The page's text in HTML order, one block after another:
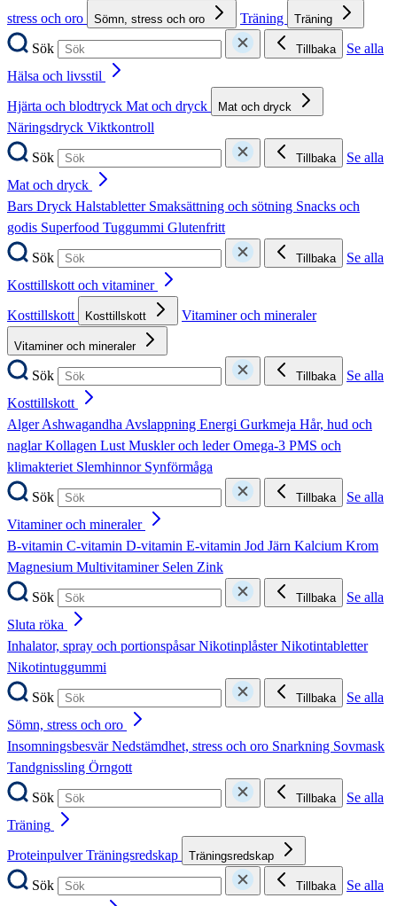
stress och oro
Sömn, stress och oro Träning Träning
Sök Tillbaka
Se alla
Hälsa och livsstil
Hjärta och blodtryck Mat och dryck Mat och dryck
Näringsdryck Viktkontroll
Sök
Tillbaka
Se alla
Mat och dryck
Bars Dryck Halstabletter Smaksättning och sötning Snacks och
godis Superfood Tuggummi Glutenfritt
Sök
Tillbaka
Se alla
Kosttillskott och vitaminer
Kosttillskott
Kosttillskott Vitaminer och mineraler
Vitaminer och mineraler
Sök Tillbaka
Se alla
Kosttillskott
AlgerAshwagandhaAvslappning Energi Gurkmeja Hår, hud och
naglarKollagen LustMuskler och lederOmega-3 PMS och
klimakteriet Slemhinnor Synförmåga
Sök
Tillbaka
Se alla
Vitaminer och mineraler
B-vitamin C-vitamin D-vitamin E-vitamin Jod Järn Kalcium Krom
Magnesium Multivitaminer Selen Zink
Sök
Tillbaka
Se alla
Sluta röka
Inhalator, spray och portionspåsarNikotinplåsterNikotintabletter
Nikotintuggummi
Sök
Tillbaka
Se alla
Sömn, stress och oro
InsomningsbesvärNedstämdhet, stress och oro Snarkning Sovmask
Tandgnissling Örngott
Sök
Tillbaka
Se alla
Träning
ProteinpulverTräningsredskap Träningsredskap
Sök Tillbaka
Se alla